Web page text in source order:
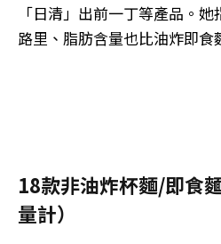
「日清」出前一丁等產品。
路里、脂肪含量也比油炸即食
18款非油炸杯麵/即食
量計）